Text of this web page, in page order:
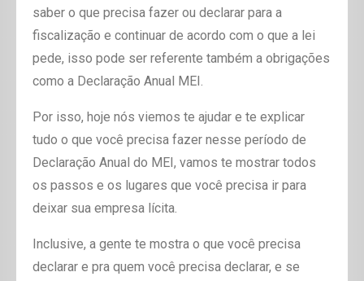
saber o que precisa fazer ou declarar para a
fiscalização e continuar de acordo com o que a lei
pede, isso pode ser referente também a obrigações
como a Declaração Anual MEI.
Por isso, hoje nós viemos te ajudar e te explicar
tudo o que você precisa fazer nesse período de
Declaração Anual do MEI, vamos te mostrar todos
os passos e os lugares que você precisa ir para
deixar sua empresa lícita.
Inclusive, a gente te mostra o que você precisa
declarar e pra quem você precisa declarar, e se